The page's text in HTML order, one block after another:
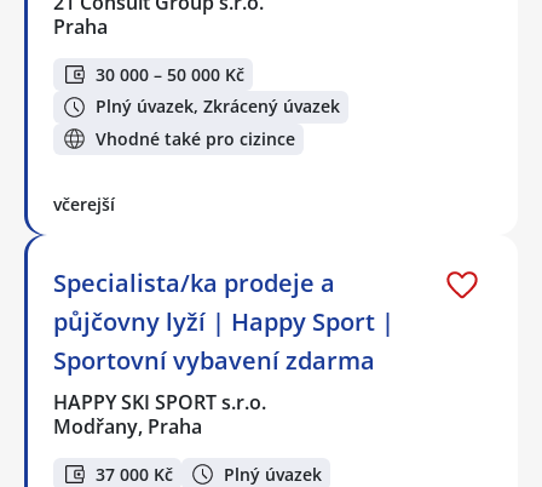
Praha
30 000 – 50 000 Kč
Plný úvazek, Zkrácený úvazek
Vhodné také pro cizince
včerejší
Specialista/ka prodeje a
půjčovny lyží | Happy Sport |
Sportovní vybavení zdarma
HAPPY SKI SPORT s.r.o.
Modřany, Praha
37 000 Kč
Plný úvazek